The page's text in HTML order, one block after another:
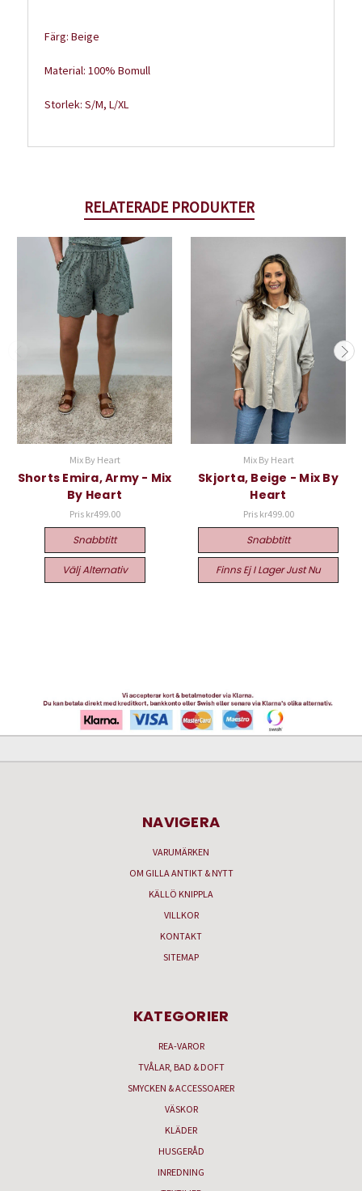
Färg: Beige
Material: 100% Bomull
Storlek: S/M, L/XL
RELATERADE PRODUKTER
Mix By Heart
Shorts Emira, Army - Mix
By Heart
Pris kr499.00
Snabbtitt
Välj Alternativ
Mix By Heart
Skjorta, Beige - Mix By
Heart
Pris kr499.00
Snabbtitt
Finns Ej I Lager Just Nu
NAVIGERA
VARUMÄRKEN
OM GILLA ANTIKT & NYTT
KÄLLÖ KNIPPLA
VILLKOR
KONTAKT
SITEMAP
KATEGORIER
REA-VAROR
TVÅLAR, BAD & DOFT
SMYCKEN & ACCESSOARER
VÄSKOR
KLÄDER
HUSGERÅD
INREDNING